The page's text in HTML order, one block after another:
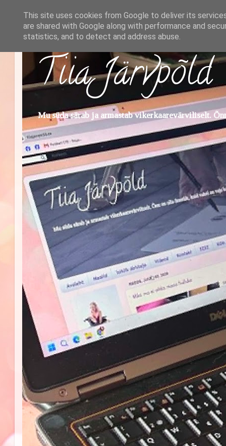
Tiia Järvpõld
Mu süda särab ja armastab vikerkaarevärviliselt.
This site uses cookies from Google to deliver its
are shared with Google along with performance and
statistics, and to detect and address abuse.